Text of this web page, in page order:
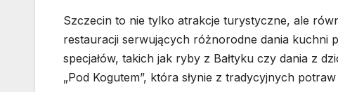
Szczecin to nie tylko atrakcje turystyczne, ale
restauracji serwujących różnorodne dania kuchni
specjałów, takich jak ryby z Bałtyku czy dania z
„Pod Kogutem”, która słynie z tradycyjnych